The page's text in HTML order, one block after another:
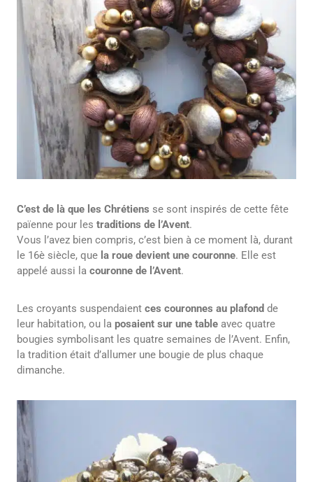
C’est de là que les Chrétiens se sont inspirés de cette fête
païenne pour les traditions de l’Avent.
Vous l’avez bien compris, c’est bien à ce moment là, durant
le 16è siècle, que la roue devient une couronne. Elle est
appelé aussi la couronne de l’Avent.
Les croyants suspendaient ces couronnes au plafond de
leur habitation, ou la posaient sur une table avec quatre
bougies symbolisant les quatre semaines de l’Avent. Enfin,
la tradition était d’allumer une bougie de plus chaque
dimanche.